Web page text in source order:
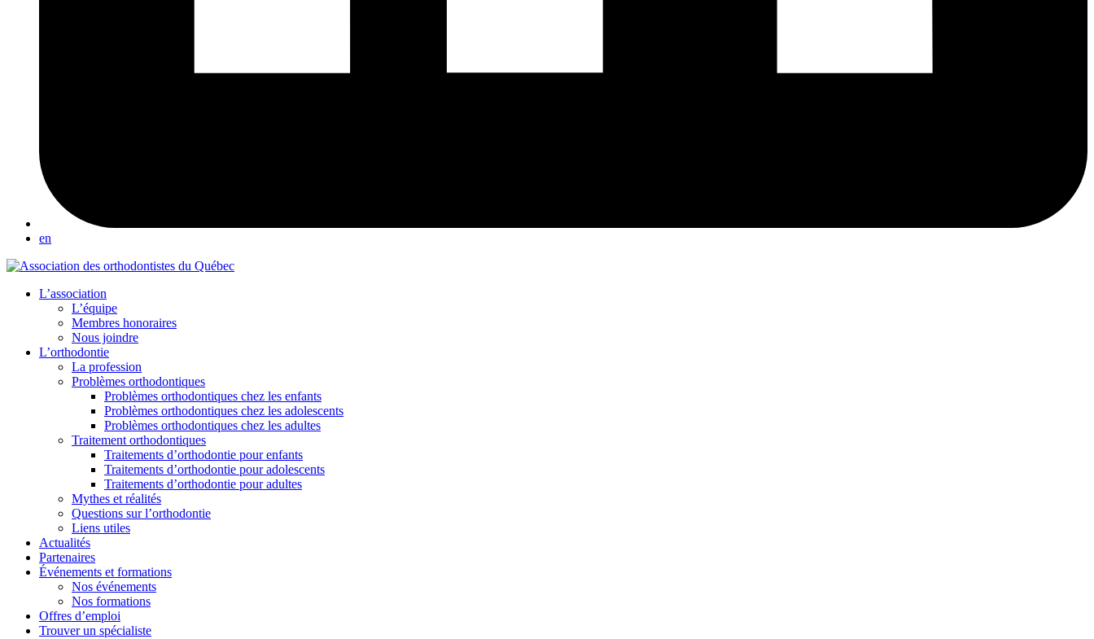
en
L’association
L’équipe
Membres honoraires
Nous joindre
L’orthodontie
La profession
Problèmes orthodontiques
Problèmes orthodontiques chez les enfants
Problèmes orthodontiques chez les adolescents
Problèmes orthodontiques chez les adultes
Traitement orthodontiques
Traitements d’orthodontie pour enfants
Traitements d’orthodontie pour adolescents
Traitements d’orthodontie pour adultes
Mythes et réalités
Questions sur l’orthodontie
Liens utiles
Actualités
Partenaires
Événements et formations
Nos événements
Nos formations
Offres d’emploi
Trouver un spécialiste